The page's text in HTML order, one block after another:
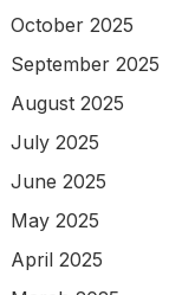
October 2025
September 2025
August 2025
July 2025
June 2025
May 2025
April 2025